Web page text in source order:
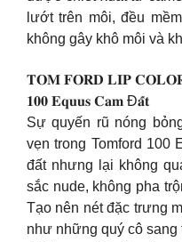
lướt trên môi, đều
không gây khô môi và
𝐓𝐎𝐌 𝐅𝐎𝐑𝐃 𝐋𝐈𝐏
𝟏𝟎𝟎 𝐄𝐪𝐮𝐮𝐬 𝐂𝐚𝐦 Đ𝐚̂́𝐭
Sự quyến rũ nóng
vẹn trong Tomford 100
đất nhưng lại không
sắc nude, không pha
Tạo nên nét đặc trưng
như những quý cô sang